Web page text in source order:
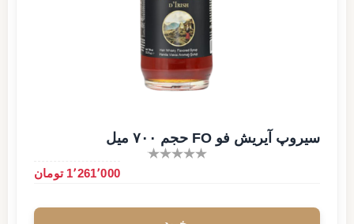
سیروپ آیریش فو FO حجم ۷۰۰ میل
1٬261٬000 تومان